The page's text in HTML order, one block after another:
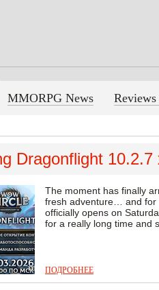
MMORPG News Reviews
Dragonflight
The moment has finally
fresh adventure… and for
officially opens on
for a really long time and
ПОДРОБНЕЕ